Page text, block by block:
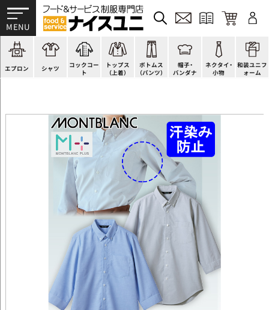
エプロン
かぶり型
スモック風
厨房用
ラップエプロン
シャツ
ピンタック
Tシャツ
ポロシャツ
和風シャツ(Asian)コックコー
ト
ショップコート
スタンダード
ファッション
キッズ
トップス
（上着）
法被(はっぴ)
調理白衣
カットソー
ジャンバー
ボトムス
（パンツ）
イージーパンツ
ワンピース
厨房シューズ
フロアシューズ
帽子・
バンダナ
洋帽子
コック帽
衛生帽子
ヘアネット
ネクタイ・
小物
ネクタイ
蝶ネクタイ
リボン・スカーフ
クロスタイ
和装ユニフ
ォーム
帯
草履、足袋など
着付小物
きもの